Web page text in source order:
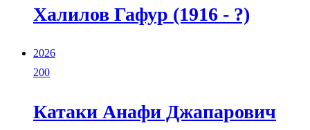
Халилов Гафур (1916 - ?)
2026
200
Катаки Анафи Джапарович